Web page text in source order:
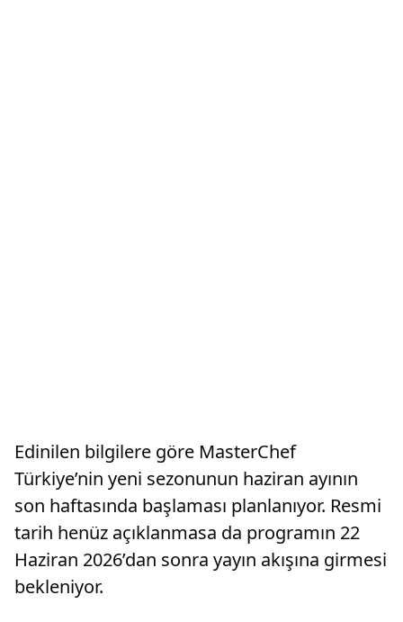
Edinilen bilgilere göre MasterChef
Türkiye’nin yeni sezonunun haziran ayının
son haftasında başlaması planlanıyor. Resmi
tarih henüz açıklanmasa da programın 22
Haziran 2026’dan sonra yayın akışına girmesi
bekleniyor.